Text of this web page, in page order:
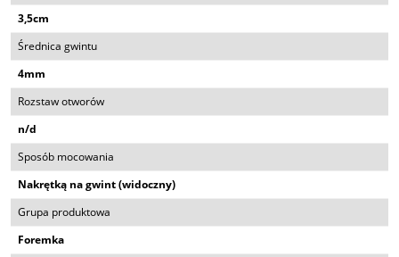
3,5cm
Średnica gwintu
4mm
Rozstaw otworów
n/d
Sposób mocowania
Nakrętką na gwint (widoczny)
Grupa produktowa
Foremka